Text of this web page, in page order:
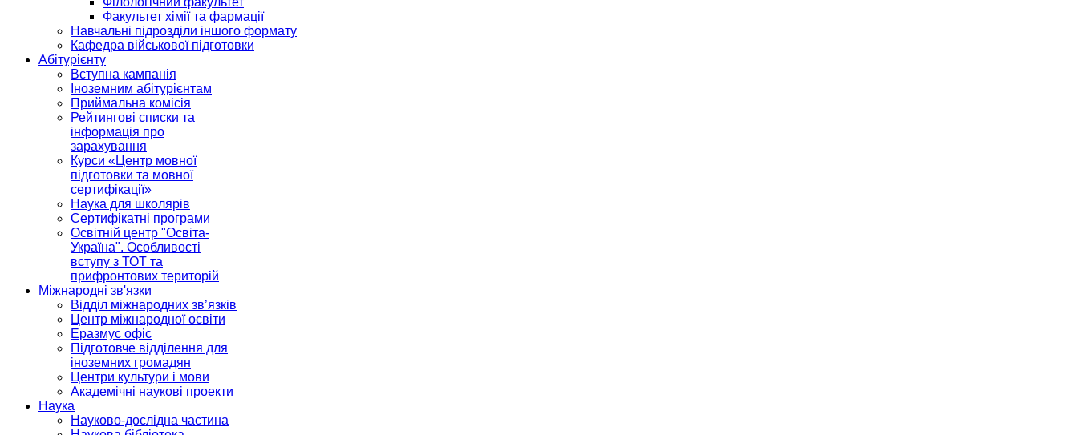
Факультет хімії та фармації
Навчальні підрозділи іншого формату
Кафедра військової підготовки
Абітурієнту
Вступна кампанія
Іноземним абітурієнтам
Приймальна комісія
Рейтингові списки та
інформація про
зарахування
Курси «Центр мовної
підготовки та мовної
сертифікації»
Наука для школярів
Сертифікатні програми
Освітній центр "Освіта-
Україна". Особливості
вступу з ТОТ та
прифронтових територій
Міжнародні зв'язки
Відділ міжнародних зв’язків
Центр міжнародної освіти
Еразмус офіс
Підготовче відділення для
іноземних громадян
Центри культури і мови
Академічні наукові проекти
Наука
Науково-дослідна частина